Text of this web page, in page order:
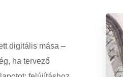
digitális mása –
ha tervező